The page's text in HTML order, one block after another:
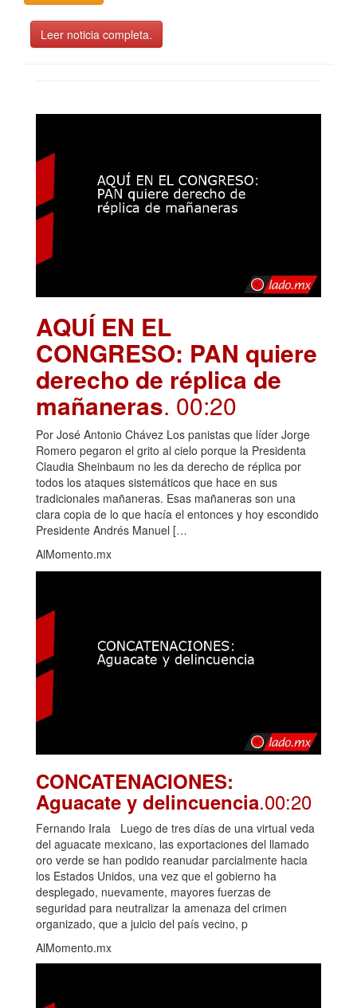
Leer noticia completa.
AQUÍ EN EL
CONGRESO: PAN quiere
derecho de réplica de
mañaneras. 00:20
Por José Antonio Chávez Los panistas que líder Jorge
Romero pegaron el grito al cielo porque la Presidenta
Claudia Sheinbaum no les da derecho de réplica por
todos los ataques sistemáticos que hace en sus
tradicionales mañaneras. Esas mañaneras son una
clara copia de lo que hacía el entonces y hoy escondido
Presidente Andrés Manuel […
AlMomento.mx
CONCATENACIONES:
Aguacate y delincuencia.00:20
Fernando Irala Luego de tres días de una virtual veda
del aguacate mexicano, las exportaciones del llamado
oro verde se han podido reanudar parcialmente hacia
los Estados Unidos, una vez que el gobierno ha
desplegado, nuevamente, mayores fuerzas de
seguridad para neutralizar la amenaza del crimen
organizado, que a juicio del país vecino, p
AlMomento.mx